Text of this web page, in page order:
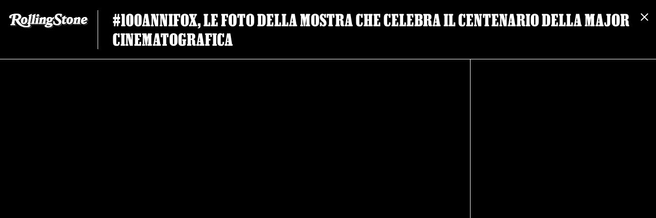
#100ANNIFOX, LE FOTO DELLA MOSTRA CHE CELEBRA IL CENTENARIO DELLA MAJOR
CINEMATOGRAFICA